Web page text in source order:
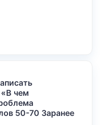
чем
50-70 Заранее